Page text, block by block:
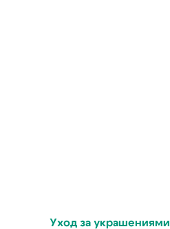
Уход за украшениями